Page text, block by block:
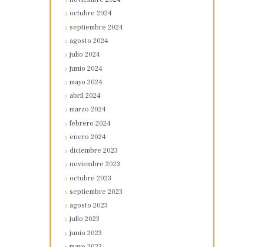
octubre2024
septiembre2024
agosto2024
julio2024
junio2024
mayo2024
abril2024
marzo2024
febrero2024
enero2024
diciembre2023
noviembre2023
octubre2023
septiembre2023
agosto2023
julio2023
junio2023